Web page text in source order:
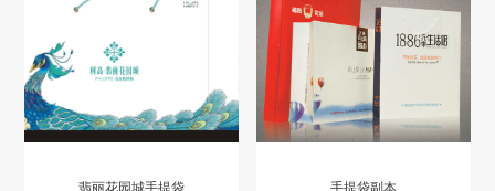
翡丽花园城手提袋 手提袋副本